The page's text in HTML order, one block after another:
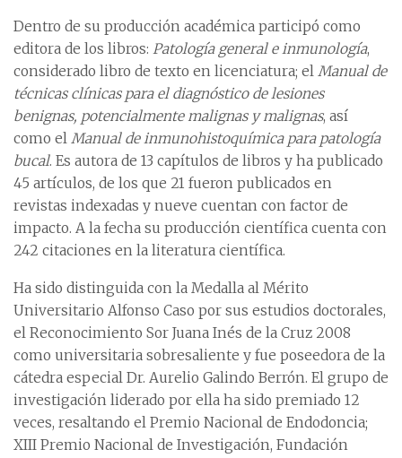
Dentro de su producción académica participó como
editora de los libros: Patología general e inmunología,
considerado libro de texto en licenciatura; el Manual de
técnicas clínicas para el diagnóstico de lesiones
benignas, potencialmente malignas y malignas, así
como el Manual de inmunohistoquímica para patología
bucal. Es autora de 13 capítulos de libros y ha publicado
45 artículos, de los que 21 fueron publicados en
revistas indexadas y nueve cuentan con factor de
impacto. A la fecha su producción científica cuenta con
242 citaciones en la literatura científica.
Ha sido distinguida con la Medalla al Mérito
Universitario Alfonso Caso por sus estudios doctorales,
el Reconocimiento Sor Juana Inés de la Cruz 2008
como universitaria sobresaliente y fue poseedora de la
cátedra especial Dr. Aurelio Galindo Berrón. El grupo de
investigación liderado por ella ha sido premiado 12
veces, resaltando el Premio Nacional de Endodoncia;
XIII Premio Nacional de Investigación, Fundación